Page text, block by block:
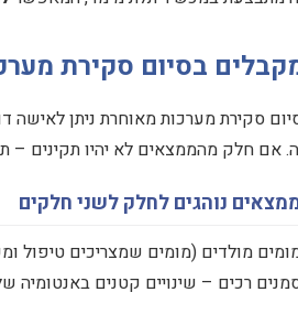
בסיום סקירת
סקירת מערכות מאוחרת ניתן לאישה
אם חלק מהממצאים לא יהיו תקינים –
נוהגים לחלק לשני חלקים
מולדים (מומים שמצריכים טיפול
רכים – שינויים קטנים באנטומיה